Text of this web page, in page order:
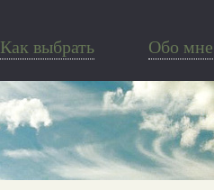
Как выбрать Обо мне